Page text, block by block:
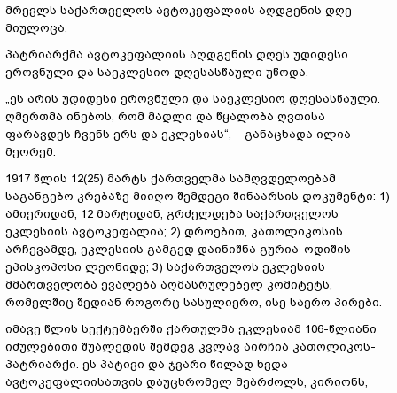
მრევლს საქართველოს ავტოკეფალიის აღდგენის დღე
მიულოცა.
პატრიარქმა ავტოკეფალიის აღდგენის დღეს უდიდესი
ეროვნული და საეკლესიო დღესასწაული უწოდა.
„ეს არის უდიდესი ეროვნული და საეკლესიო დღესასწაული.
ღმერთმა ინებოს, რომ მადლი და წყალობა ღვთისა
ფარავდეს ჩვენს ერს და ეკლესიას“, – განაცხადა ილია
მეორემ.
1917 წლის 12(25) მარტს ქართველმა სამღვდელოებამ
საგანგებო კრებაზე მიიღო შემდეგი შინაარსის დოკუმენტი: 1)
ამიერიდან, 12 მარტიდან, გრძელდება საქართველოს
ეკლესიის ავტოკეფალია; 2) დროებით, კათოლიკოსის
არჩევამდე, ეკლესიის გამგედ დაინიშნა გურია-ოდიშის
ეპისკოპოსი ლეონიდე; 3) საქართველოს ეკლესიის
მმართველობა ევალება აღმასრულებელ კომიტეტს,
რომელშიც შედიან როგორც სასულიერო, ისე საერო პირები.
იმავე წლის სექტემბერში ქართულმა ეკლესიამ 106-წლიანი
იძულებითი შუალედის შემდეგ კვლავ აირჩია კათოლიკოს-
პატრიარქი. ეს პატივი და ჯვარი წილად ხვდა
ავტოკეფალიისათვის დაუცხრომელ მებრძოლს, კირიონს,